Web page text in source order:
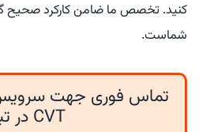
کنید. تخصص ما ضامن کارکرد صحیح
شماست.
تماس فوری جهت
CVT در تبریز